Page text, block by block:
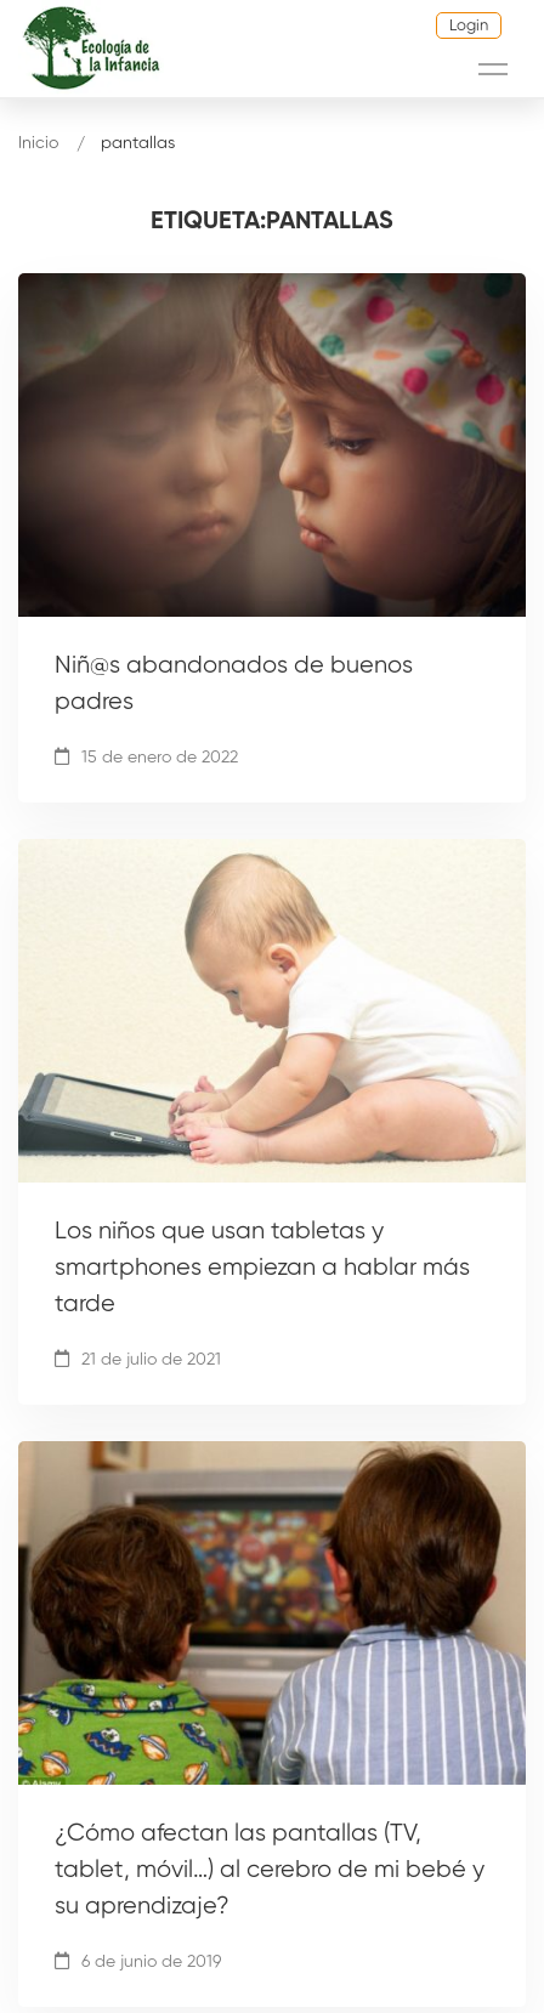
Login
ETIQUETA:PANTALLAS
Inicio pantallas
Niñ@s abandonados de buenos
padres
15 de enero de 2022
Los niños que usan tabletas y
smartphones empiezan a hablar más
tarde
21 de julio de 2021
¿Cómo afectan las pantallas (TV,
tablet, móvil…) al cerebro de mi bebé y
su aprendizaje?
6 de junio de 2019